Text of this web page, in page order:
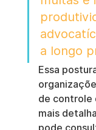
a longo
Essa
de controle
mais